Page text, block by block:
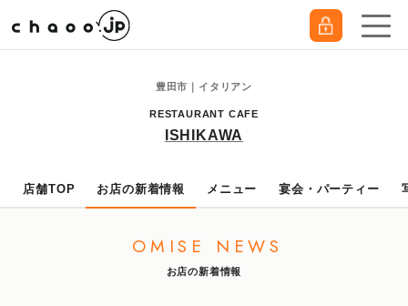
豊田市｜イタリアン
RESTAURANT CAFE
ISHIKAWA
店舗TOP お店の新着情報 メニュー 宴会・パーティー
OMISE NEWS
お店の新着情報